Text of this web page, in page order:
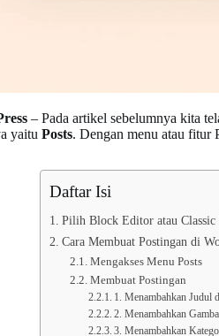
– Pada artikel sebelumnya kita
yaitu Posts. Dengan menu atau fitur
Daftar Isi
Pilih Block Editor atau Classic
Cara Membuat Postingan di
Mengakses Menu Posts
Membuat Postingan
1. Menambahkan Judul
2. Menambahkan
3. Menambahkan